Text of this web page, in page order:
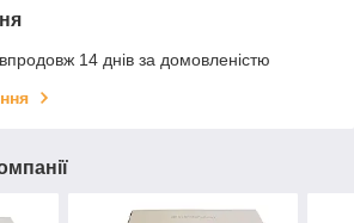
14 днів за домовленістю